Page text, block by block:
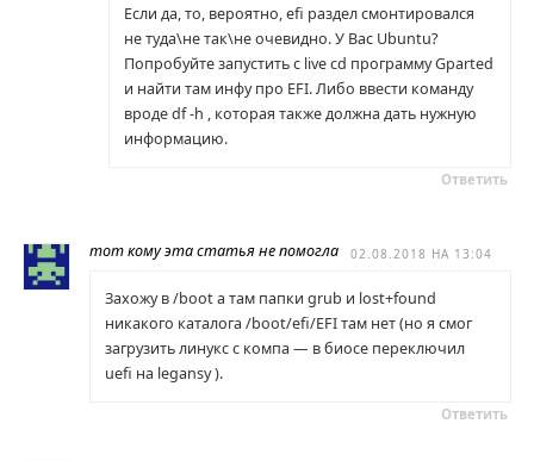
Если да, то, вероятно, efi раздел смонтировался
не туда\не так\не очевидно. У Вас Ubuntu?
Попробуйте запустить с live cd программу Gparted
и найти там инфу про EFI. Либо ввести команду
вроде df -h , которая также должна дать нужную
информацию.
Ответить
тот кому эта статья не помогла 02.08.2018 НА 13:04
Захожу в /boot а там папки grub и lost+found
никакого каталога /boot/efi/EFI там нет (но я смог
загрузить линукс с компа — в биосе переключил
uefi на legansy ).
Ответить